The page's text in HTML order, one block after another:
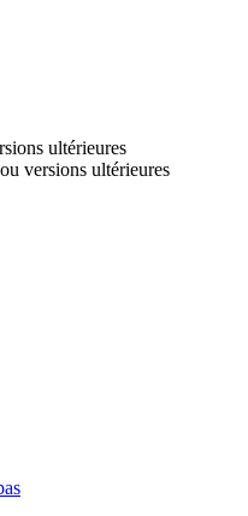
ultérieures
versions ultérieures